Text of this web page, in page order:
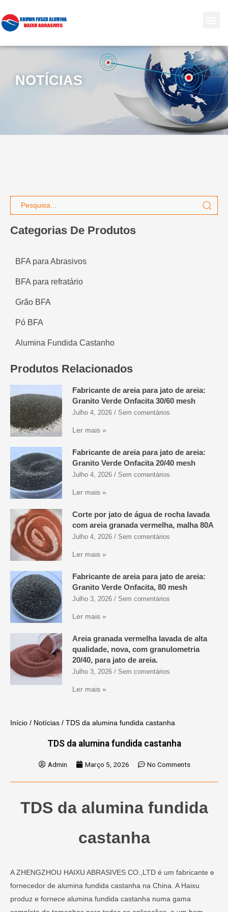
NOTÍCIAS
Categorias De Produtos
BFA para Abrasivos
BFA para refratário
Grão BFA
Pó BFA
Alumina Fundida Castanho
Produtos Relacionados
Fabricante de areia para jato de areia:
Granito Verde Onfacita 30/60 mesh
Julho 4, 2026 Sem comentários
Ler mais »
Fabricante de areia para jato de areia:
Granito Verde Onfacita 20/40 mesh
Julho 4, 2026 Sem comentários
Ler mais »
Corte por jato de água de rocha lavada
com areia granada vermelha, malha 80A
Julho 4, 2026 Sem comentários
Ler mais »
Fabricante de areia para jato de areia:
Granito Verde Onfacita, 80 mesh
Julho 3, 2026 Sem comentários
Ler mais »
Areia granada vermelha lavada de alta
qualidade, nova, com granulometria
20/40, para jato de areia.
Julho 3, 2026 Sem comentários
Ler mais »
Início / Notícias / TDS da alumina fundida castanha
TDS da alumina fundida castanha
Admin Março 5, 2026 No Comments
TDS da alumina fundida
castanha
A ZHENGZHOU HAIXU ABRASIVES CO.,LTD é um fabricante e
fornecedor de alumina fundida castanha na China. A Haixu
produz e fornece alumina fundida castanha numa gama